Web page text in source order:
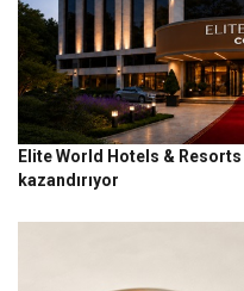
Elite World Hotels & Resorts
kazandırıyor